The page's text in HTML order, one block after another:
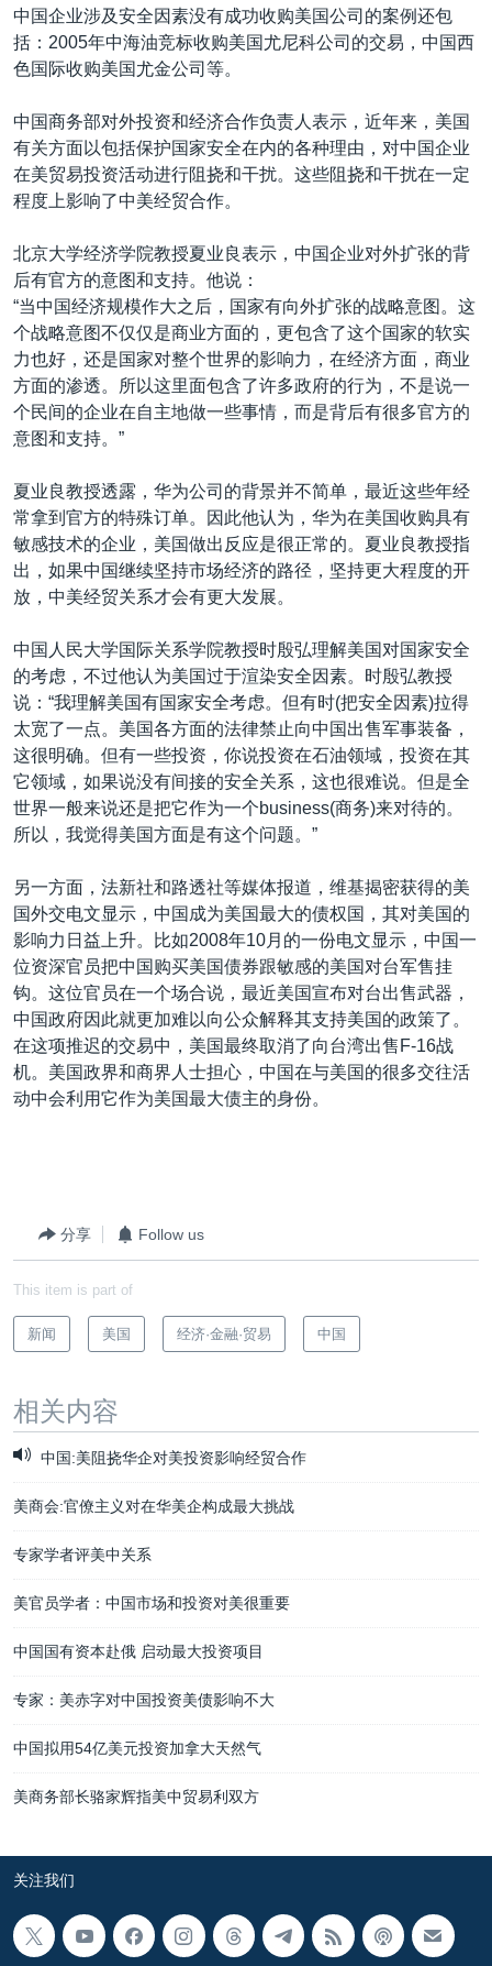
中国企业涉及安全因素没有成功收购美国公司的案例还包
括：2005年中海油竞标收购美国尤尼科公司的交易，中国西
色国际收购美国尤金公司等。
中国商务部对外投资和经济合作负责人表示，近年来，美国
有关方面以包括保护国家安全在内的各种理由，对中国企业
在美贸易投资活动进行阻挠和干扰。这些阻挠和干扰在一定
程度上影响了中美经贸合作。
北京大学经济学院教授夏业良表示，中国企业对外扩张的背
后有官方的意图和支持。他说：
“当中国经济规模作大之后，国家有向外扩张的战略意图。这
个战略意图不仅仅是商业方面的，更包含了这个国家的软实
力也好，还是国家对整个世界的影响力，在经济方面，商业
方面的渗透。所以这里面包含了许多政府的行为，不是说一
个民间的企业在自主地做一些事情，而是背后有很多官方的
意图和支持。”
夏业良教授透露，华为公司的背景并不简单，最近这些年经
常拿到官方的特殊订单。因此他认为，华为在美国收购具有
敏感技术的企业，美国做出反应是很正常的。夏业良教授指
出，如果中国继续坚持市场经济的路径，坚持更大程度的开
放，中美经贸关系才会有更大发展。
中国人民大学国际关系学院教授时殷弘理解美国对国家安全
的考虑，不过他认为美国过于渲染安全因素。时殷弘教授
说：“我理解美国有国家安全考虑。但有时(把安全因素)拉得
太宽了一点。美国各方面的法律禁止向中国出售军事装备，
这很明确。但有一些投资，你说投资在石油领域，投资在其
它领域，如果说没有间接的安全关系，这也很难说。但是全
世界一般来说还是把它作为一个business(商务)来对待的。
所以，我觉得美国方面是有这个问题。”
另一方面，法新社和路透社等媒体报道，维基揭密获得的美
国外交电文显示，中国成为美国最大的债权国，其对美国的
影响力日益上升。比如2008年10月的一份电文显示，中国一
位资深官员把中国购买美国债券跟敏感的美国对台军售挂
钩。这位官员在一个场合说，最近美国宣布对台出售武器，
中国政府因此就更加难以向公众解释其支持美国的政策了。
在这项推迟的交易中，美国最终取消了向台湾出售F-16战
机。美国政界和商界人士担心，中国在与美国的很多交往活
动中会利用它作为美国最大债主的身份。
分享 Follow us
This item is part of
新闻 美国 经济·金融·贸易 中国
相关内容
中国:美阻挠华企对美投资影响经贸合作
美商会:官僚主义对在华美企构成最大挑战
专家学者评美中关系
美官员学者：中国市场和投资对美很重要
中国国有资本赴俄 启动最大投资项目
专家：美赤字对中国投资美债影响不大
中国拟用54亿美元投资加拿大天然气
美商务部长骆家辉指美中贸易利双方
关注我们